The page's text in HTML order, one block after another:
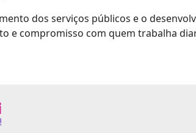
dos serviços públicos e o
e compromisso com quem trabalha